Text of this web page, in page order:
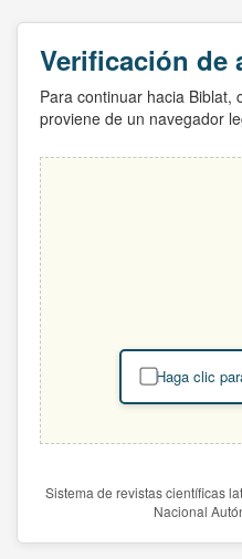
Verificación de
Para continuar hacia Biblat,
proviene de un navegador
Haga clic
Sistema de revistas científicas
Nacional